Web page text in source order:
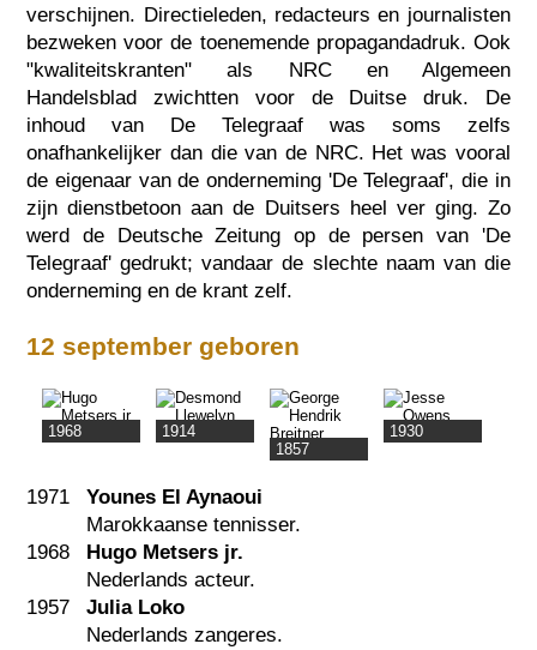
verschijnen. Directieleden, redacteurs en journalisten
bezweken voor de toenemende propagandadruk. Ook
"kwaliteitskranten" als NRC en Algemeen
Handelsblad zwichtten voor de Duitse druk. De
inhoud van De Telegraaf was soms zelfs
onafhankelijker dan die van de NRC. Het was vooral
de eigenaar van de onderneming 'De Telegraaf', die in
zijn dienstbetoon aan de Duitsers heel ver ging. Zo
werd de Deutsche Zeitung op de persen van 'De
Telegraaf' gedrukt; vandaar de slechte naam van die
onderneming en de krant zelf.
12 september geboren
1968
1914
1857
1930
1971
Younes El Aynaoui
Marokkaanse tennisser.
1968
Hugo Metsers jr.
Nederlands acteur.
1957
Julia Loko
Nederlands zangeres.